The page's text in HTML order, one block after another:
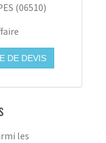
(06510)
DE DEVIS
les